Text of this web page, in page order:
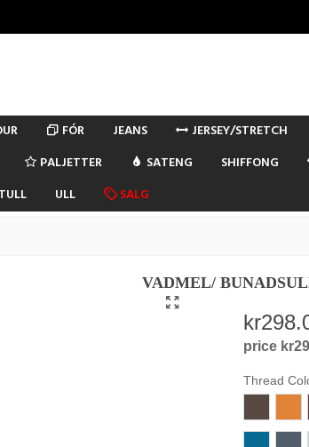
FÓR JEANS JERSEY/STRETCH
PALJETTER SATENG SHIFFONG
TULL ULL SALG
VADMEL/
price
Thread